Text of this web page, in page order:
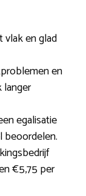
vlak en glad
en
egalisatie
beoordelen.
€5,75 per